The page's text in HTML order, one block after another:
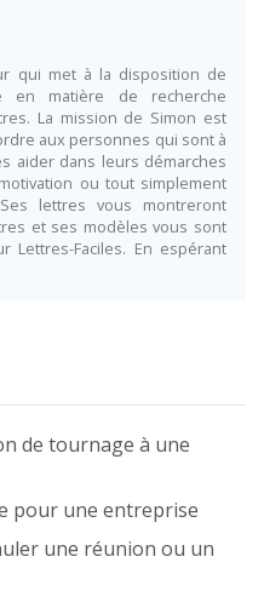
qui met à la disposition de
en matière de recherche
La mission de Simon est
aux personnes qui sont à
aider dans leurs démarches
ou tout simplement
lettres vous montreront
et ses modèles vous sont
Lettres-Faciles. En espérant
de tournage à une
pour une entreprise
une réunion ou un